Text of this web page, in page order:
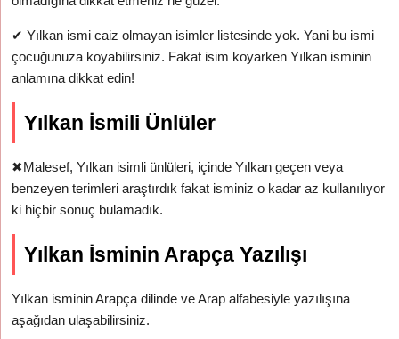
✔ Yılkan ismi caiz olmayan isimler listesinde yok. Yani bu ismi
çocuğunuza koyabilirsiniz. Fakat isim koyarken Yılkan isminin
anlamına dikkat edin!
Yılkan İsmili Ünlüler
✖Malesef, Yılkan isimli ünlüleri, içinde Yılkan geçen veya
benzeyen terimleri araştırdık fakat isminiz o kadar az kullanılıyor
ki hiçbir sonuç bulamadık.
Yılkan İsminin Arapça Yazılışı
Yılkan isminin Arapça dilinde ve Arap alfabesiyle yazılışına
aşağıdan ulaşabilirsiniz.